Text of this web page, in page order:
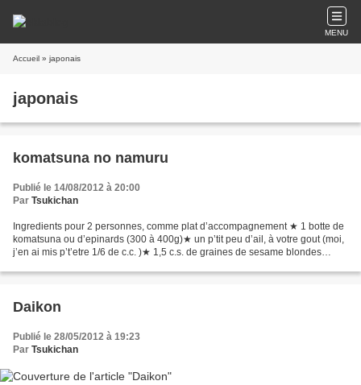
MENU
Accueil » japonais
japonais
komatsuna no namuru
Publié le 14/08/2012 à 20:00
Par Tsukichan
Ingredients pour 2 personnes, comme plat d’accompagnement ★ 1 botte de
komatsuna ou d’epinards (300 à 400g)★ un p’tit peu d’ail, à votre gout (moi,
j’en ai mis p’t’etre 1/6 de c.c. )★ 1,5 c.s. de graines de sesame blondes
Daikon
Publié le 28/05/2012 à 19:23
Par Tsukichan